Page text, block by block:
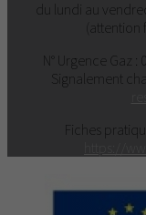
du lundi au
(attention
N° Urgence Gaz
Signalement
Fiches